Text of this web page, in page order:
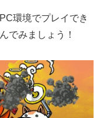
環境でプレイでき
でみましょう！